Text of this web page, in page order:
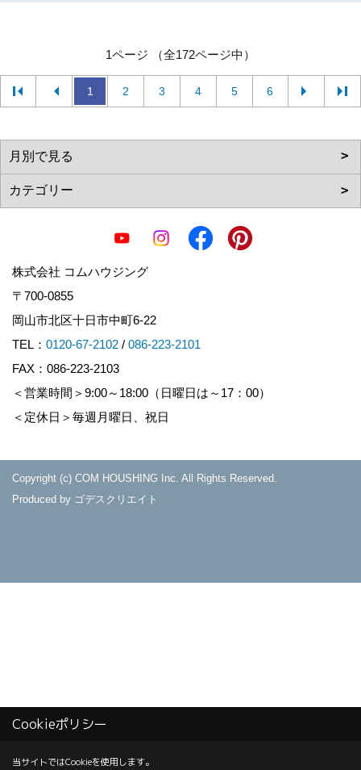
1ページ （全172ページ中）
1 2 3 4 5 6
株式会社 コムハウジング
〒700-0855
岡山市北区十日市中町6-22
TEL： 0120-67-2102 / 086-223-2101
FAX：086-223-2103
＜営業時間＞9:00～18:00（日曜日は～17：00）
＜定休日＞毎週月曜日、祝日
Copyright (c) COM HOUSHING Inc. All Rights Reserved.
Produced by ゴデスクリエイト
Cookieポリシー
当サイトではCookieを使用します。